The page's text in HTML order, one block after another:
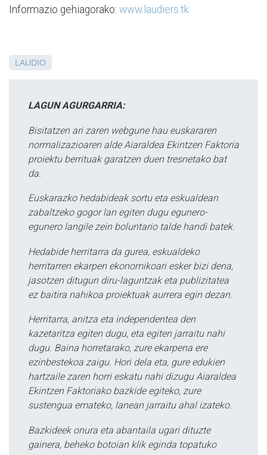
Informazio gehiagorako: www.laudiers.tk
LAUDIO
LAGUN AGURGARRIA:
Bisitatzen ari zaren webgune hau euskararen
normalizazioaren alde Aiaraldea Ekintzen Faktoria
proiektu berrituak garatzen duen tresnetako bat
da.
Euskarazko hedabideak sortu eta eskualdean
zabaltzeko gogor lan egiten dugu egunero-
egunero langile zein boluntario talde handi batek.
Hedabide herritarra da gurea, eskualdeko
herritarren ekarpen ekonomikoari esker bizi dena,
jasotzen ditugun diru-laguntzak eta publizitatea
ez baitira nahikoa proiektuak aurrera egin dezan.
Herritarra, anitza eta independentea den
kazetaritza egiten dugu, eta egiten jarraitu nahi
dugu. Baina horretarako, zure ekarpena ere
ezinbestekoa zaigu. Hori dela eta, gure edukien
hartzaile zaren horri eskatu nahi dizugu Aiaraldea
Ekintzen Faktoriako bazkide egiteko, zure
sustengua emateko, lanean jarraitu ahal izateko.
Bazkideek onura eta abantaila ugari dituzte
gainera, beheko botoian klik eginda topatuko